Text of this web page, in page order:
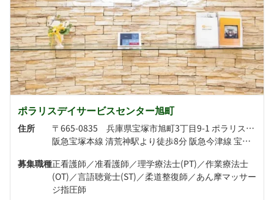
ポラリスデイサービスセンター旭町
住所
〒665-0835 兵庫県宝塚市旭町3丁目9-1 ポラリス本社ビル2階
阪急宝塚本線 清荒神駅より徒歩8分 阪急今津線 宝塚南口駅より徒歩13分
募集職種正看護師／准看護師／理学療法士(PT)／作業療法士
(OT)／言語聴覚士(ST)／柔道整復師／あん摩マッサー
ジ指圧師